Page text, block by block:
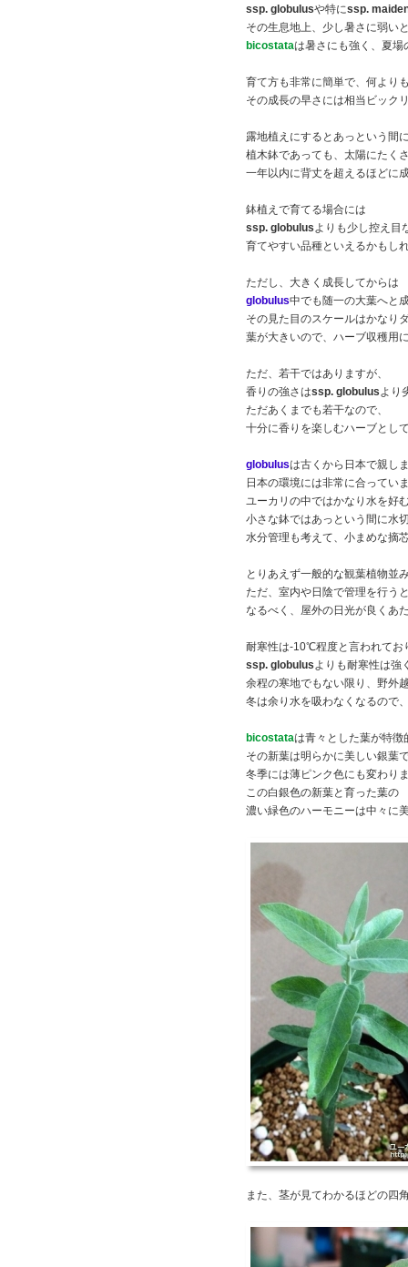
ssp. globulusや特にssp.
その生息地上、少し暑さに弱い
bicostataは暑さにも強く、夏場
育て方も非常に簡単で、何より
その成長の早さには相当ビック
露地植えにするとあっという間
植木鉢であっても、太陽にたく
一年以内に背丈を超えるほどに
鉢植えで育てる場合には
ssp. globulusよりも少し控え目
育てやすい品種といえるかもし
ただし、大きく成長してからは
globulus中でも随一の大葉へと
その見た目のスケールはかなり
葉が大きいので、ハーブ収穫用
ただ、若干ではありますが、
香りの強さはssp. globulusより
ただあくまでも若干なので、
十分に香りを楽しむハーブとし
globulusは古くから日本で親し
日本の環境には非常に合ってい
ユーカリの中ではかなり水を好
小さな鉢ではあっという間に水
水分管理も考えて、小まめな摘
とりあえず一般的な観葉植物並
ただ、室内や日陰で管理を行う
なるべく、屋外の日光が良くあ
耐寒性は-10℃程度と言われてお
ssp. globulusよりも耐寒性は強
余程の寒地でもない限り、野外
冬は余り水を吸わなくなるので
bicostataは青々とした葉が特徴
その新葉は明らかに美しい銀葉
冬季には薄ピンク色にも変わり
この白銀色の新葉と育った葉の
濃い緑色のハーモニーは中々に
また、茎が見てわかるほどの四